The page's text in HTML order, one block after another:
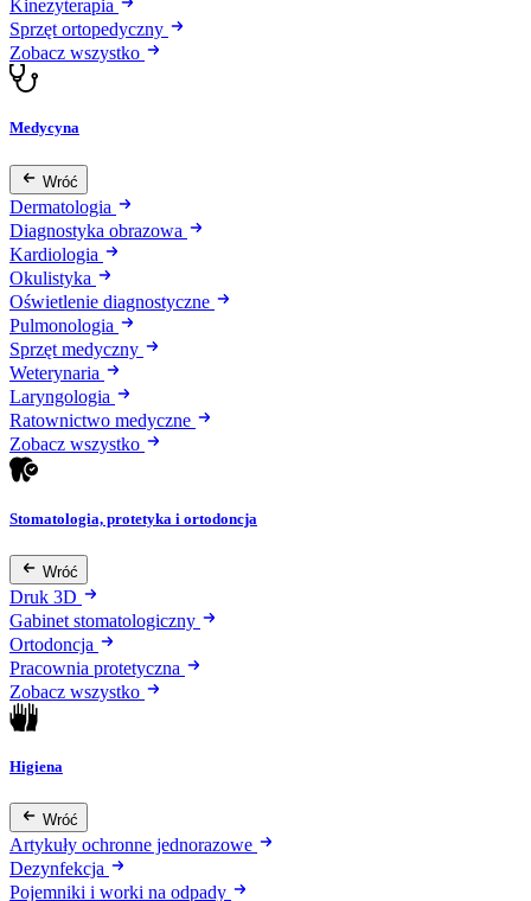
Kinezyterapia
Sprzęt ortopedyczny
Zobacz wszystko
Medycyna
Wróć
Dermatologia
Diagnostyka obrazowa
Kardiologia
Okulistyka
Oświetlenie diagnostyczne
Pulmonologia
Sprzęt medyczny
Weterynaria
Laryngologia
Ratownictwo medyczne
Zobacz wszystko
Stomatologia, protetyka i ortodoncja
Wróć
Druk 3D
Gabinet stomatologiczny
Ortodoncja
Pracownia protetyczna
Zobacz wszystko
Higiena
Wróć
Artykuły ochronne jednorazowe
Dezynfekcja
Pojemniki i worki na odpady